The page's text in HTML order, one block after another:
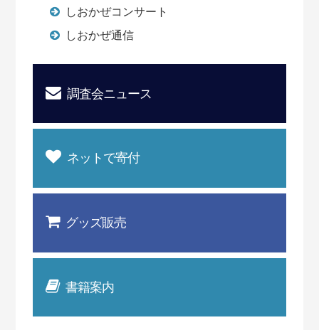
しおかぜコンサート
しおかぜ通信
調査会ニュース
ネットで寄付
グッズ販売
書籍案内